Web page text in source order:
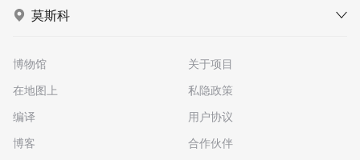
莫斯科
博物馆
在地图上
编译
博客
关于项目
私隐政策
用户协议
合作伙伴